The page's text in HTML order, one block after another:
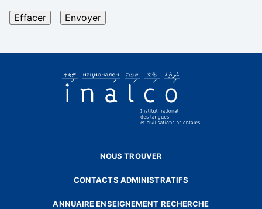
NOUS TROUVER
CONTACTS ADMINISTRATIFS
ANNUAIRE ENSEIGNEMENT RECHERCHE